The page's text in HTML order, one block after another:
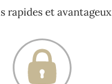
rapides et avantageux